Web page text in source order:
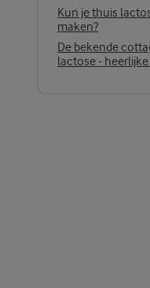
Kun je thuis
maken?
De bekende
lactose -